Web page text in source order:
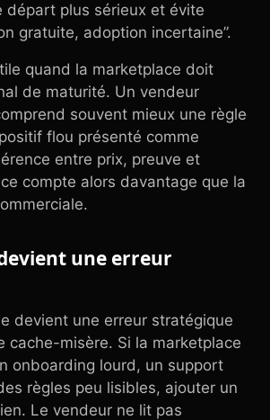
départ plus sérieux et évite
gratuite, adoption incertaine”.
quand la marketplace doit
de maturité. Un vendeur
souvent mieux une règle
flou présenté comme
entre prix, preuve et
compte alors davantage que la
une erreur
devient une erreur stratégique
cache-misère. Si la marketplace
onboarding lourd, un support
règles peu lisibles, ajouter un
Le vendeur ne lit pas